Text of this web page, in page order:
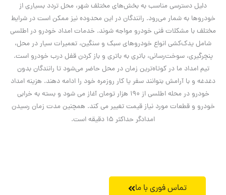
دلیل دسترسی مناسب به بخش‌های مختلف شهر، محل تردد بسیاری از
خودروها به شمار می‌رود. رانندگان در این محدوده نیز ممکن است در شرایط
مختلف با مشکلات فنی خودرو مواجه شوند. خدمات امداد خودرو در اطلسی
شامل یدک‌کشی انواع خودروهای سبک و سنگین، تعمیرات سیار در محل،
پنچرگیری، سوخت‌رسانی، باتری به باتری و باز کردن قفل درب خودرو است.
تیم امداد ما در کوتاه‌ترین زمان در محل حاضر می‌شود تا رانندگان بدون
دغدغه و با آرامش بتوانند سفر یا کار روزمره خود را ادامه دهند. هزینه امداد
خودرو در محله اطلسی از 190 هزار تومان آغاز می شود و بسته به خرابی
خودرو و قطعات مورد نیاز قیمت تغییر می کند. همچنین مدت زمان رسیدن
امدادگر حداکثر 15 دقیقه است.
تماس فوری با ما